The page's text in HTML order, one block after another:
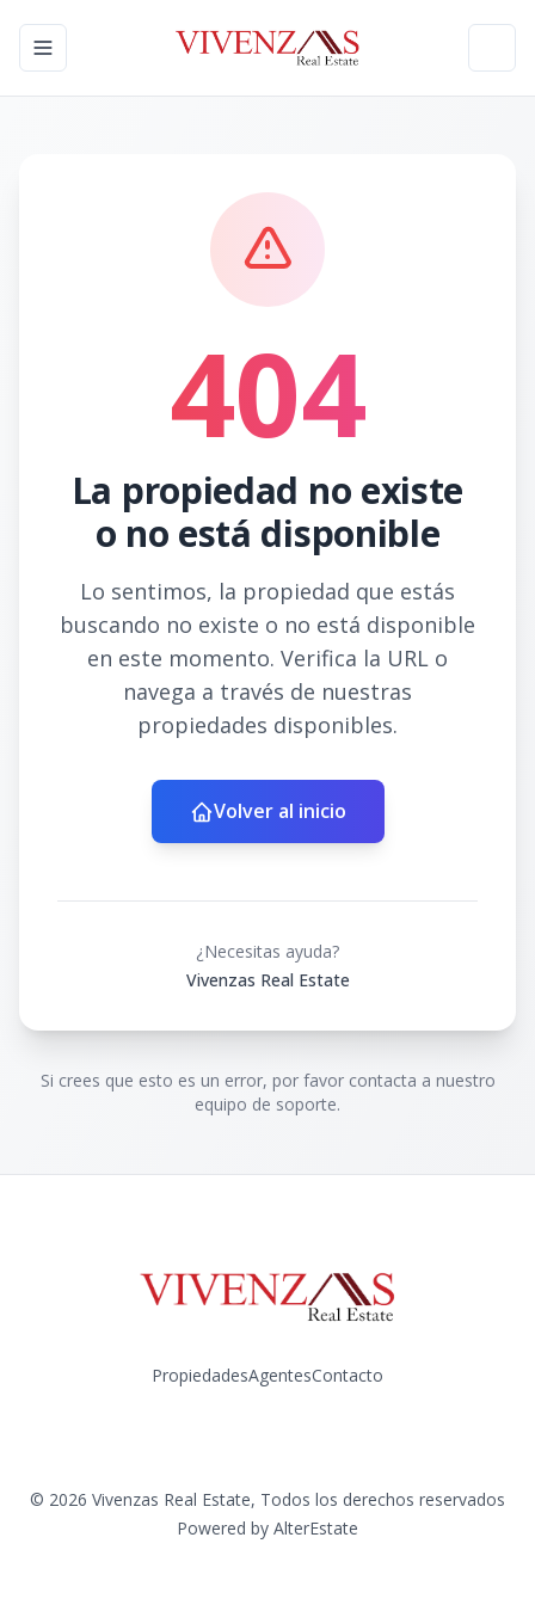
Toggle navigation menu
404
La propiedad no existe
o no está disponible
Lo sentimos, la propiedad que estás
buscando no existe o no está disponible
en este momento. Verifica la URL o
navega a través de nuestras
propiedades disponibles.
Volver al inicio
¿Necesitas ayuda?
Vivenzas Real Estate
Si crees que esto es un error, por favor contacta a nuestro
equipo de soporte.
PropiedadesAgentesContacto
© 2026 Vivenzas Real Estate, Todos los derechos reservados
Powered by AlterEstate